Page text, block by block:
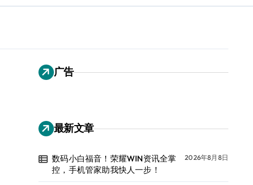
广告
最新文章
数码小白福音！荣耀WIN资讯全掌
控，手机管家助我快人一步！
2026年8月8日